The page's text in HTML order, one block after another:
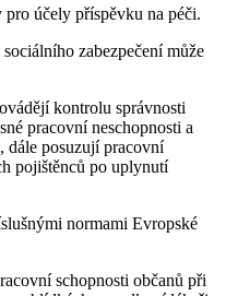
účely příspěvku na péči.
zabezpečení může
kontrolu správnosti
pracovní neschopnosti a
dále posuzují pracovní
pojištěnců po uplynutí
normami Evropské
schopnosti občanů při